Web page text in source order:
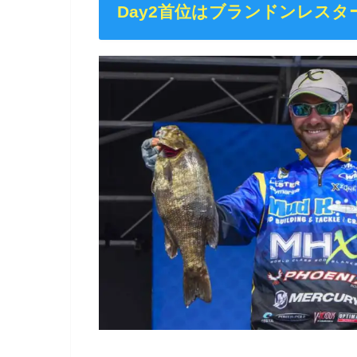
Day2首位はブランドンレスタ